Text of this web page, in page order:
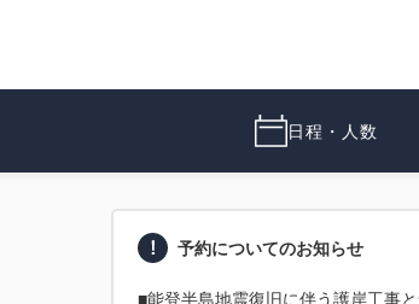
日程・人数
予約についてのお知らせ
■能登半島地震復旧に伴う護岸⼯事